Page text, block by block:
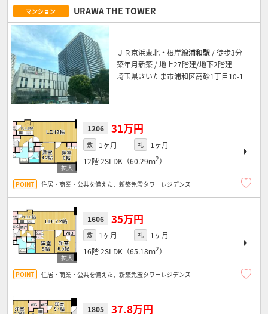
マンション URAWA THE TOWER
ＪＲ京浜東北・根岸線浦和駅 / 徒歩3分
築年月新築 / 地上27階建/地下2階建
埼玉県さいたま市浦和区高砂1丁目10-1
1206 31万円
敷 1ヶ月 礼
1ヶ月
12階2SLDK（60.29ｍ2）
住居・商業・公共を備えた、新築免震タワーレジデンス
1606 35万円
敷 1ヶ月 礼
1ヶ月
16階2SLDK（65.18ｍ2）
住居・商業・公共を備えた、新築免震タワーレジデンス
1805 37.8万円